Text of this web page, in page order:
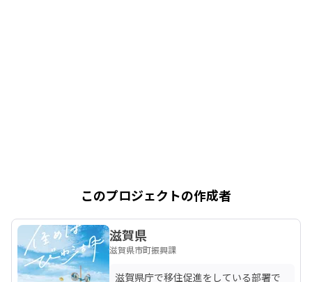
このプロジェクトの作成者
滋賀県
滋賀県市町振興課
滋賀県庁で移住促進をしている部署で